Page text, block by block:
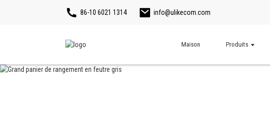
86-10 6021 1314 info@ulikecom.com
Maison Produits